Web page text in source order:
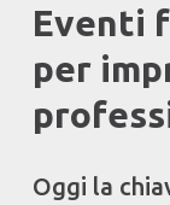
Eventi
per
Oggi la